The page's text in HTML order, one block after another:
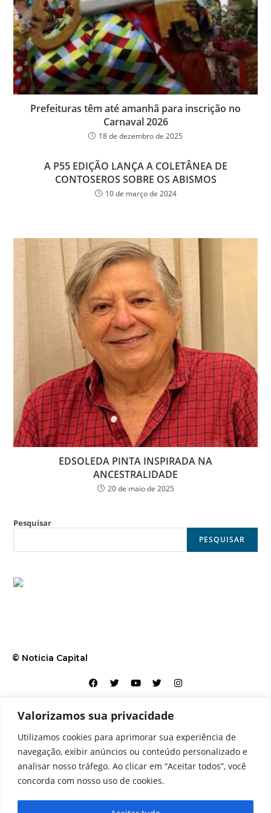
Valorizamos sua privacidade
Utilizamos cookies para aprimorar sua experiência de
navegação, exibir anúncios ou conteúdo personalizado e
analisar nosso tráfego. Ao clicar em “Aceitar todos”, você
concorda com nosso uso de cookies.
Prefeituras têm até amanhã para inscrição no
Carnaval 2026
18 de dezembro de 2025
A P55 EDIÇÃO LANÇA A COLETÂNEA DE
CONTOSEROS SOBRE OS ABISMOS
10 de março de 2024
EDSOLEDA PINTA INSPIRADA NA
ANCESTRALIDADE
20 de maio de 2025
Pesquisar
PESQUISAR
© Noticia Capital
Contato Home Aviso legal Configurações de cookies
Equipe Perfil Política de cookies Serviços